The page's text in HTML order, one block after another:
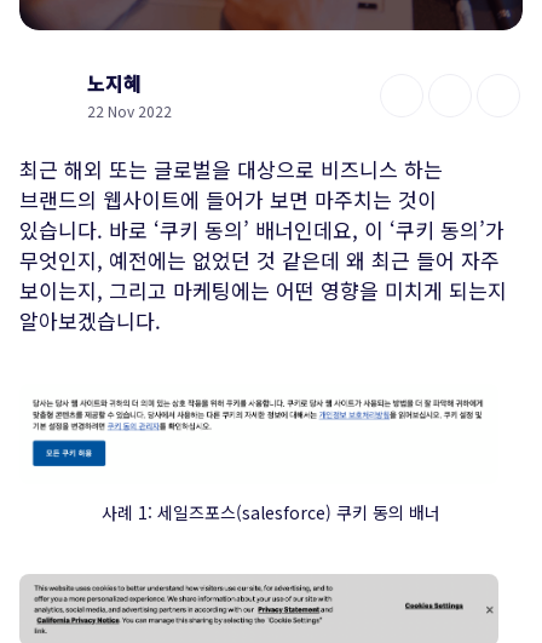
노지혜
22 Nov 2022
최근 해외 또는 글로벌을 대상으로 비즈니스 하는
브랜드의 웹사이트에 들어가 보면 마주치는 것이
있습니다. 바로 ‘쿠키 동의’ 배너인데요, 이 ‘쿠키 동의’가
무엇인지, 예전에는 없었던 것 같은데 왜 최근 들어 자주
보이는지, 그리고 마케팅에는 어떤 영향을 미치게 되는지
알아보겠습니다.
사례 1: 세일즈포스(salesforce) 쿠키 동의 배너